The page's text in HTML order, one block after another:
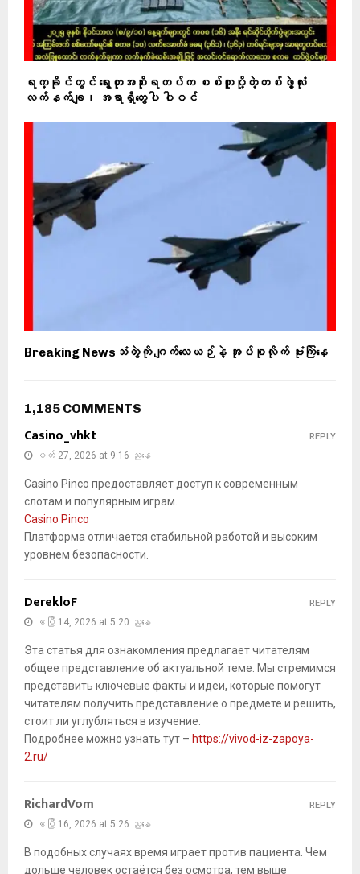
ရက္ခိုင်တွင် ရွေးတုအစိုးရတပ်က စစ်ကူပို့တဲ့တစ်ဖွဲ့လုံး
လက်နက်ချ၊ အရာရှိတွေပါ ပါဝင်
Breaking Newsသံတွဲကို ဂျက်လေယဉ်နဲ့ အုပ်စုလိုက် ဗုံးကြဲနေ
1,185 COMMENTS
Casino_vhkt
မတ် 27, 2026 at 9:16 ညနေ
Casino Pinco предоставляет доступ к современным
слотам и популярным играм.
Casino Pinco
Платформа отличается стабильной работой и высоким
уровнем безопасности.
REPLY
DerekloF
ဧပြီ 14, 2026 at 5:20 ညနေ
Эта статья для ознакомления предлагает читателям
общее представление об актуальной теме. Мы стремимся
представить ключевые факты и идеи, которые помогут
читателям получить представление о предмете и решить,
стоит ли углубляться в изучение.
Подробнее можно узнать тут – https://vivod-iz-zapoya-
2.ru/
REPLY
RichardVom
ဧပြီ 16, 2026 at 5:26 ညနေ
В подобных случаях время играет против пациента. Чем
дольше человек остаётся без осмотра, тем выше
REPLY